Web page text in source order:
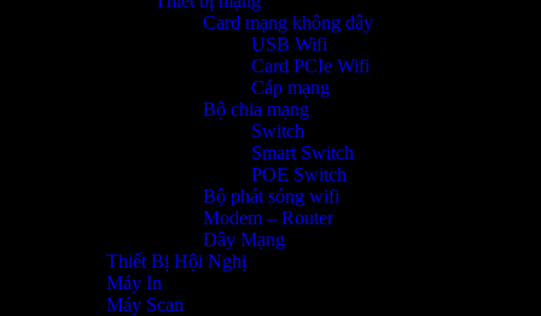
Card mạng không dây
USB Wifi
Card PCIe Wifi
Cáp mạng
Bộ chia mạng
Switch
Smart Switch
POE Switch
Bộ phát sóng wifi
Modem – Router
Dây Mạng
Thiết Bị Hội Nghị
Máy In
Máy Scan